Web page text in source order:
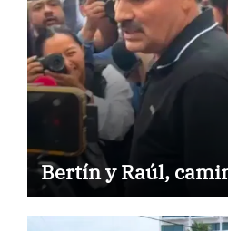
Bertín y Raúl,